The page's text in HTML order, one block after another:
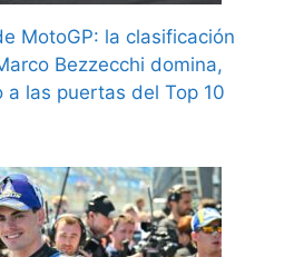
MotoGP: la clasificación
Bezzecchi domina,
a las puertas del Top 10